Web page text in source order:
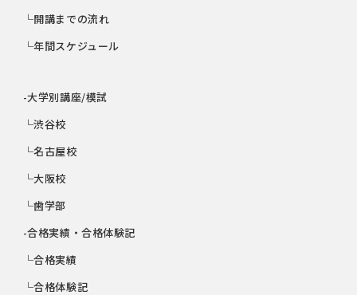
└開講までの流れ
└年間スケジュール
-大学別講座/模試
└渋谷校
└名古屋校
└大阪校
└歯学部
-合格実績・合格体験記
└合格実績
└合格体験記